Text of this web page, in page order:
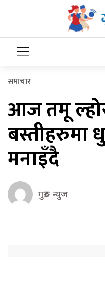
समाचार
आज तमू
बस्तीहरुमा
मनाइँदै
गुरुङ न्युज